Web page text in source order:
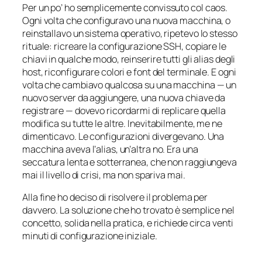
Per un po’ ho semplicemente convissuto col caos.
Ogni volta che configuravo una nuova macchina, o
reinstallavo un sistema operativo, ripetevo lo stesso
rituale: ricreare la configurazione SSH, copiare le
chiavi in qualche modo, reinserire tutti gli alias degli
host, riconfigurare colori e font del terminale. E ogni
volta che cambiavo qualcosa su una macchina — un
nuovo server da aggiungere, una nuova chiave da
registrare — dovevo ricordarmi di replicare quella
modifica su tutte le altre. Inevitabilmente, me ne
dimenticavo. Le configurazioni divergevano. Una
macchina aveva l’alias, un’altra no. Era una
seccatura lenta e sotterranea, che non raggiungeva
mai il livello di crisi, ma non spariva mai.
Alla fine ho deciso di risolvere il problema per
davvero. La soluzione che ho trovato è semplice nel
concetto, solida nella pratica, e richiede circa venti
minuti di configurazione iniziale.